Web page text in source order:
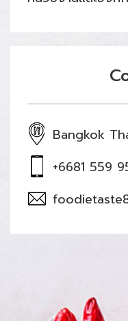
Bangkok
+6681 559